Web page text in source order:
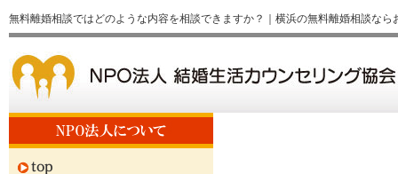
無料離婚相談ではどのような内容を相談できますか？｜横浜の無料離婚相談なら
top